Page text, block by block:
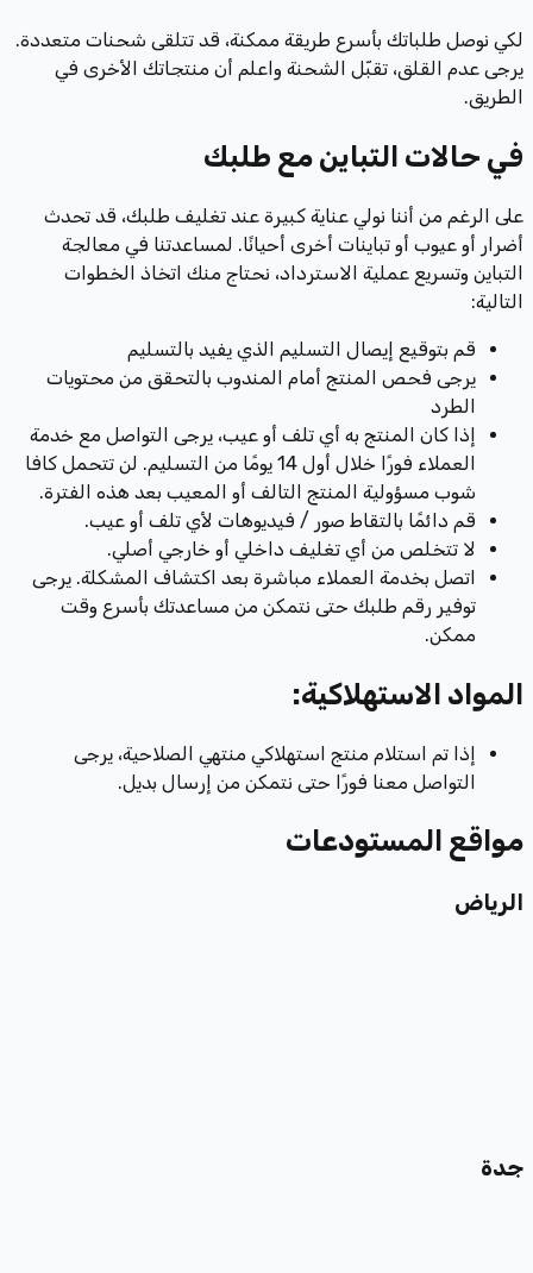
لكي نوصل طلباتك بأسرع طريقة ممكنة، قد تتلقى شحنات متعددة.
يرجى عدم القلق، تقبّل الشحنة واعلم أن منتجاتك الأخرى في
الطريق.
في حالات التباين مع طلبك
على الرغم من أننا نولي عناية كبيرة عند تغليف طلبك، قد تحدث
أضرار أو عيوب أو تباينات أخرى أحيانًا. لمساعدتنا في معالجة
التباين وتسريع عملية الاسترداد، نحتاج منك اتخاذ الخطوات
التالية:
قم بتوقيع إيصال التسليم الذي يفيد بالتسليم
يرجى فحص المنتج أمام المندوب بالتحقق من محتويات
الطرد
إذا كان المنتج به أي تلف أو عيب، يرجى التواصل مع خدمة
العملاء فورًا خلال أول 14 يومًا من التسليم. لن تتحمل كافا
شوب مسؤولية المنتج التالف أو المعيب بعد هذه الفترة.
قم دائمًا بالتقاط صور / فيديوهات لأي تلف أو عيب.
لا تتخلص من أي تغليف داخلي أو خارجي أصلي.
اتصل بخدمة العملاء مباشرة بعد اكتشاف المشكلة. يرجى
توفير رقم طلبك حتى نتمكن من مساعدتك بأسرع وقت
ممكن.
المواد الاستهلاكية:
إذا تم استلام منتج استهلاكي منتهي الصلاحية، يرجى
التواصل معنا فورًا حتى نتمكن من إرسال بديل.
مواقع المستودعات
الرياض
جدة